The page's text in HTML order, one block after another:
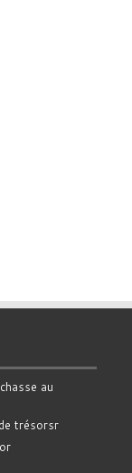
au
trésorsr